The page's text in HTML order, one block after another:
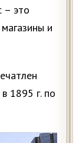
– это
и
1895 г. по